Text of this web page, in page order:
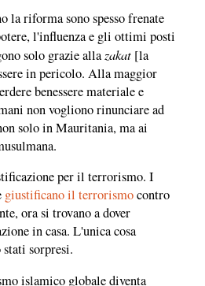
la riforma sono spesso frenate
l'influenza e gli ottimi posti
solo grazie alla zakat [la
in pericolo. Alla maggior
benessere materiale e
non vogliono rinunciare ad
solo in Mauritania, ma ai
per il terrorismo. I
giustificano il terrorismocontro
ora si trovano a dover
in casa. L'unica cosa
stati sorpresi.
islamico globale diventa